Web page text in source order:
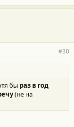
#30
бы раз в год
(не на